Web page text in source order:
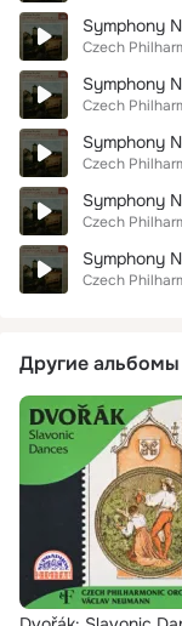
Czech
Czech
Czech
Czech
Czech
Другие альбомы